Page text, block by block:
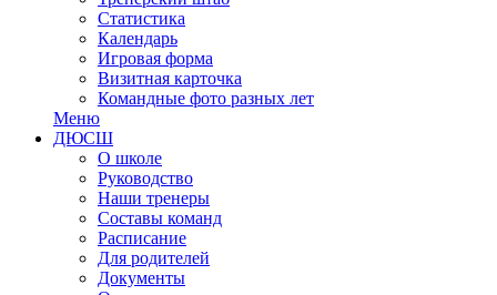
Статистика
Календарь
Игровая форма
Визитная карточка
Командные фото разных лет
Меню
ДЮСШ
О школе
Руководство
Наши тренеры
Составы команд
Расписание
Для родителей
Документы